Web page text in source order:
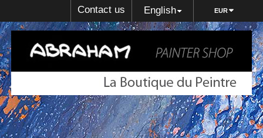
EUR
English
Contact us